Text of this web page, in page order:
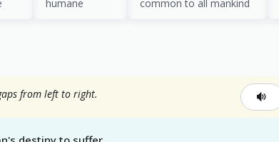
humane common to all mankind
from left to right.